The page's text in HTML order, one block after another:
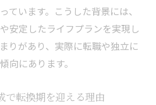
ています。こうした背景には、
安定したライフプランを実現し
りがあり、実際に転職や独立に
向にあります。
で転換期を迎える理由